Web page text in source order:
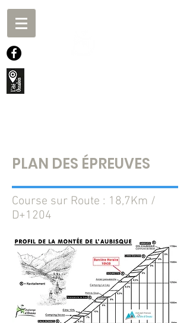
PLAN DES ÉPREUVES
Course sur Route : 18,7Km /
D+1204